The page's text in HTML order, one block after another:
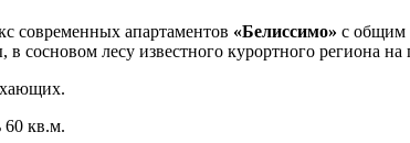
современных апартаментов «Белиссимо» с общим
в сосновом лесу известного курортного региона
кв.м.